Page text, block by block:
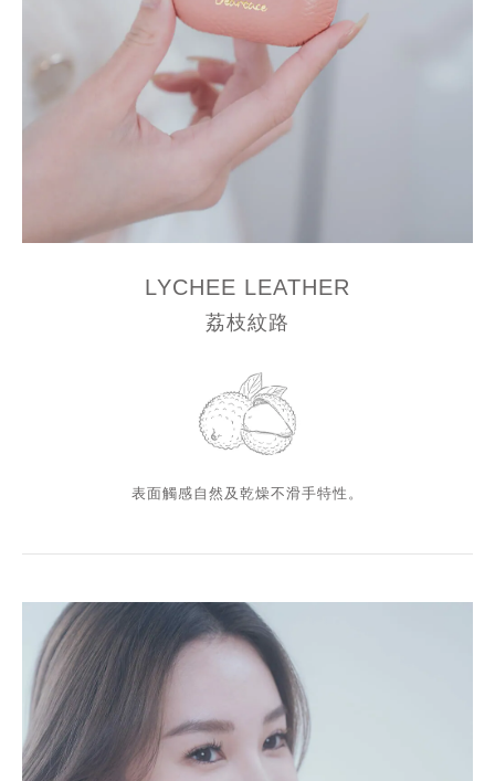
LYCHEE LEATHER
荔枝紋路
表面觸感自然及乾燥不滑手特性。